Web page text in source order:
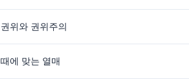
권위와 권위주의
때에 맞는 열매